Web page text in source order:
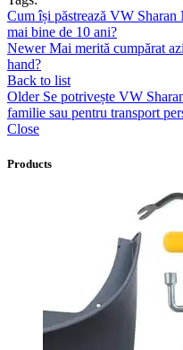
Cum își păstrează VW Sharan
mai bine de 10 ani?
Newer Mai merită cumpărat
hand?
Back to list
Older Se potrivește VW
familie sau pentru transport
Close
Products